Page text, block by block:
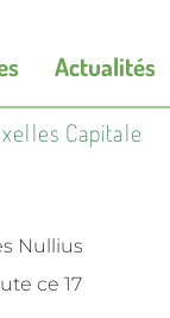
Actualités
Capitale
Nullius
ce 17